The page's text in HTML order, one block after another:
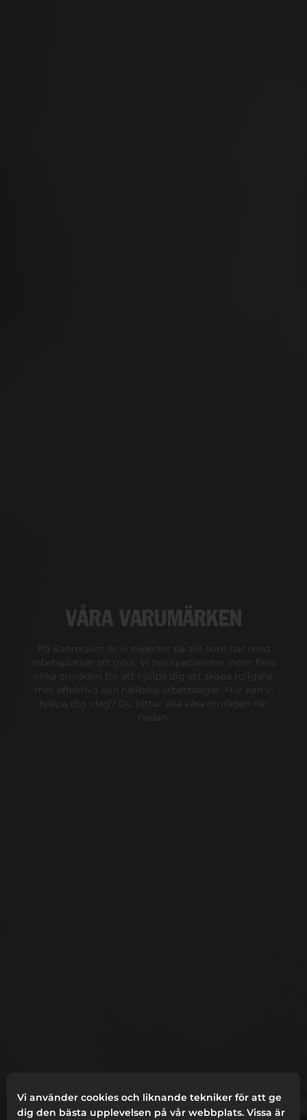
VÅRA VARUMÄRKEN
På Rahmqvist är vi experter på allt som har med
arbetsplatser att göra. Vi har specialister inom flera
olika områden för att hjälpa dig att skapa roligare,
mer effektiva och hållbara arbetsdagar. Hur kan vi
hjälpa dig idag? Du hittar alla våra områden här
nedan.
Vi använder cookies och liknande tekniker för att ge
dig den bästa upplevelsen på vår webbplats. Vissa är